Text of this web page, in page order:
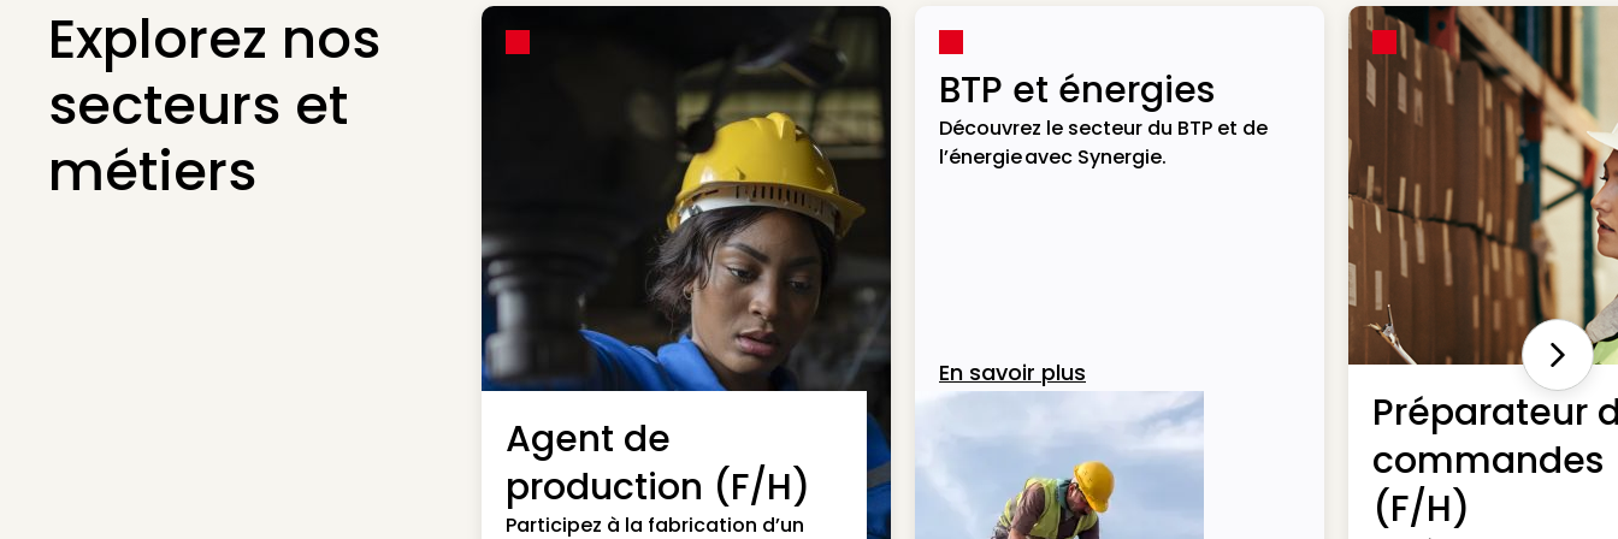
Explorez nos
secteurs et
métiers
Agent de
production (F/H)
Participez à la fabrication d’un
BTP et énergies
Découvrez le secteur du BTP et de
l’énergie avec Synergie.
En savoir plus
Préparateur
commandes
(F/H)
Next